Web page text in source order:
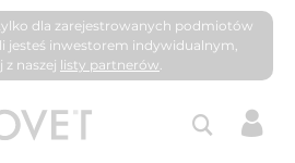
dla zarejestrowanych podmiotów
jesteś inwestorem indywidualnym,
z naszej listy partnerów.